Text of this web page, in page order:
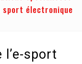
sport électronique
l’e-sport